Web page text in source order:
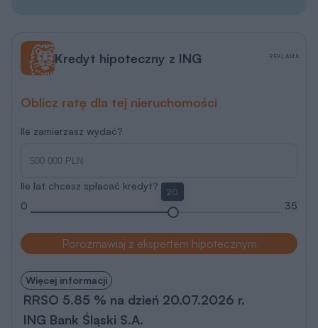
Kredyt hipoteczny z ING
Oblicz ratę dla tej nieruchomości
Ile zamierzasz wydać?
Ile lat chcesz spłacać kredyt?
0
20
35
Porozmawiaj z ekspertem hipotecznym
Więcej informacji
RRSO 5.85 % na dzień 20.07.2026 r.
ING Bank Śląski S.A.
REKLAMA